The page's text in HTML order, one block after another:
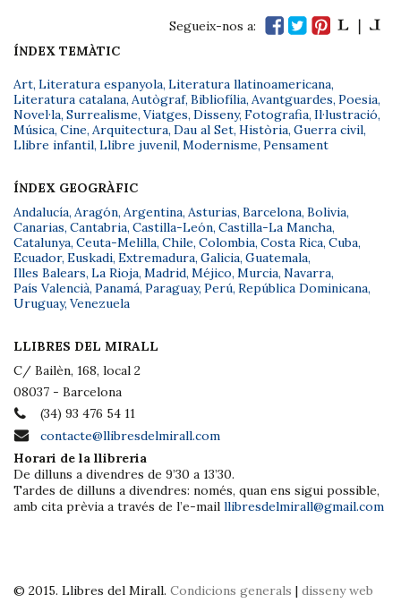
Segueix-nos a:
ÍNDEX TEMÀTIC
Art, Literatura espanyola, Literatura llatinoamericana,
Literatura catalana, Autògraf, Bibliofília, Avantguardes, Poesia,
Novel·la, Surrealisme, Viatges, Disseny, Fotografia, Il·lustració,
Música, Cine, Arquitectura, Dau al Set, Història, Guerra civil,
Llibre infantil, Llibre juvenil, Modernisme, Pensament
ÍNDEX GEOGRÀFIC
Andalucía, Aragón, Argentina, Asturias, Barcelona, Bolivia,
Canarias, Cantabria, Castilla-León, Castilla-La Mancha,
Catalunya, Ceuta-Melilla, Chile, Colombia, Costa Rica, Cuba,
Ecuador, Euskadi, Extremadura, Galicia, Guatemala,
Illes Balears, La Rioja, Madrid, Méjico, Murcia, Navarra,
País Valencià, Panamá, Paraguay, Perú, República Dominicana,
Uruguay, Venezuela
LLIBRES DEL MIRALL
C/ Bailèn, 168, local 2
08037 - Barcelona
(34) 93 476 54 11
contacte@llibresdelmirall.com
Horari de la llibreria
De dilluns a divendres de 9’30 a 13’30.
Tardes de dilluns a divendres: només, quan ens sigui possible,
amb cita prèvia a través de l’e-mail llibresdelmirall@gmail.com
© 2015. Llibres del Mirall. Condicions generals | disseny web